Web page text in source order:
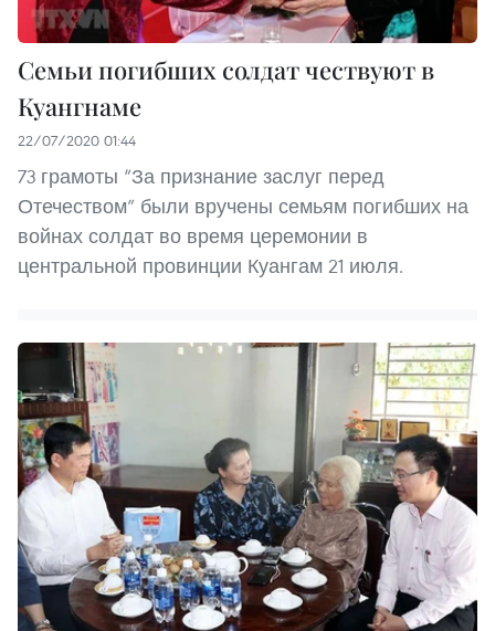
Семьи погибших солдат чествуют в
Куангнаме
22/07/2020 01:44
73 грамоты “За признание заслуг перед
Отечеством” были вручены семьям погибших на
войнах солдат во время церемонии в
центральной провинции Куангам 21 июля.